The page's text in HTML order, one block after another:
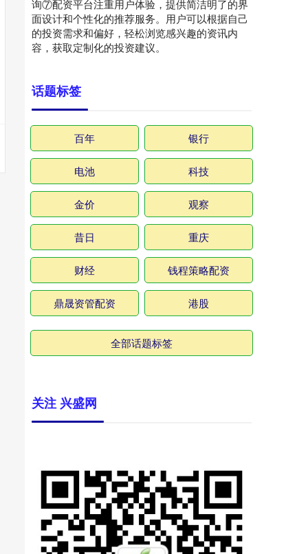
询⑦配资平台注重用户体验，提供简洁明了的界
面设计和个性化的推荐服务。用户可以根据自己
的投资需求和偏好，轻松浏览感兴趣的资讯内
容，获取定制化的投资建议。
话题标签
百年 银行
电池 科技
金价 观察
昔日 重庆
财经 钱程策略配资
鼎晟资管配资 港股
全部话题标签
关注 兴盛网